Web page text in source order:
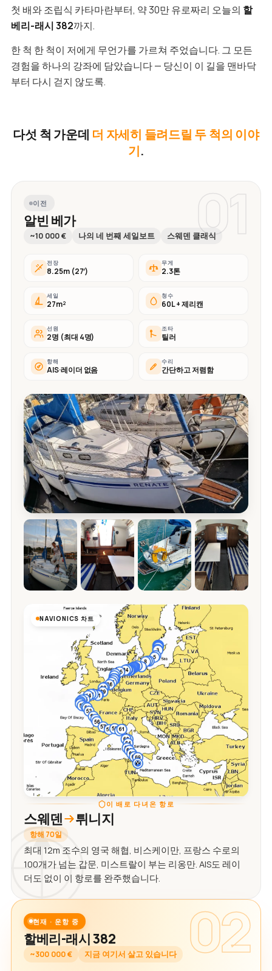
첫 배와 조립식 카타마란부터, 약 30만 유로짜리 오늘의 할
베리-래시 382까지.
한 척 한 척이 저에게 무언가를 가르쳐 주었습니다. 그 모든
경험을 하나의 강좌에 담았습니다 — 당신이 이 길을 맨바닥
부터 다시 걷지 않도록.
다섯 척 가운데 더 자세히 들려드릴 두 척의 이야
기.
01
이전
알빈 베가
~10 000 € 나의 네 번째 세일보트 스웨덴 클래식
전장
8.25m (27′)
무게
2.3톤
세일
27m²
청수
60L + 제리캔
선원
2명 (최대 4명)
조타
틸러
항해
AIS·레이더 없음
수리
간단하고 저렴함
NAVIONICS 차트
이 배로 다녀온 항로
스웨덴 튀니지
항해 70일
최대 12m 조수의 영국 해협, 비스케이만, 프랑스 수로의
100개가 넘는 갑문, 미스트랄이 부는 리옹만. AIS도 레이
더도 없이 이 항로를 완주했습니다.
02
현재 · 운항 중
할베리-래시 382
~300 000 € 지금 여기서 살고 있습니다